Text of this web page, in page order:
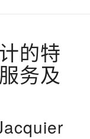
的特
务及